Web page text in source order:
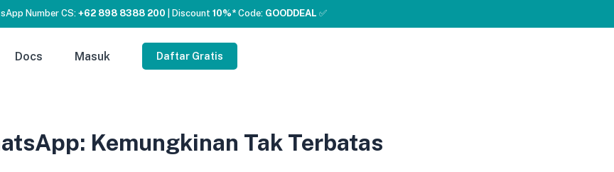
Number CS: +62 898 8388 200 | Discount 10%* Code: GOODDEAL ✅
Docs Masuk Daftar Gratis
Kemungkinan Tak Terbatas